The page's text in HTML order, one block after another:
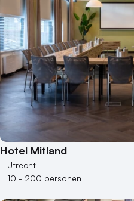
Hotel Mitland
Utrecht
10 - 200 personen